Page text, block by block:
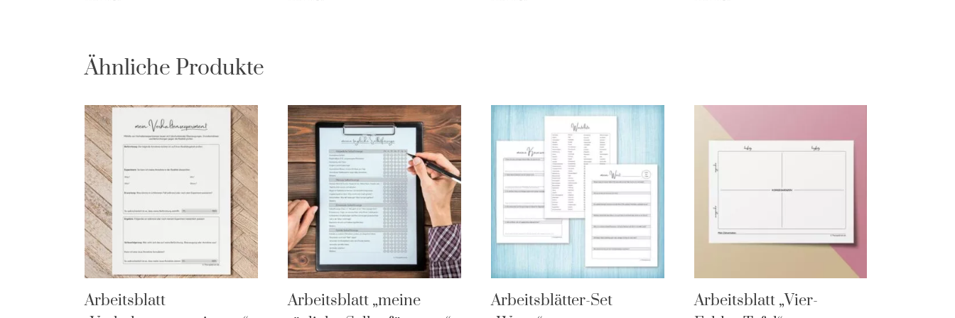
Ähnliche Produkte
Arbeitsblatt
Arbeitsblatt „meine
Arbeitsblätter-Set
Arbeitsblatt „Vier-